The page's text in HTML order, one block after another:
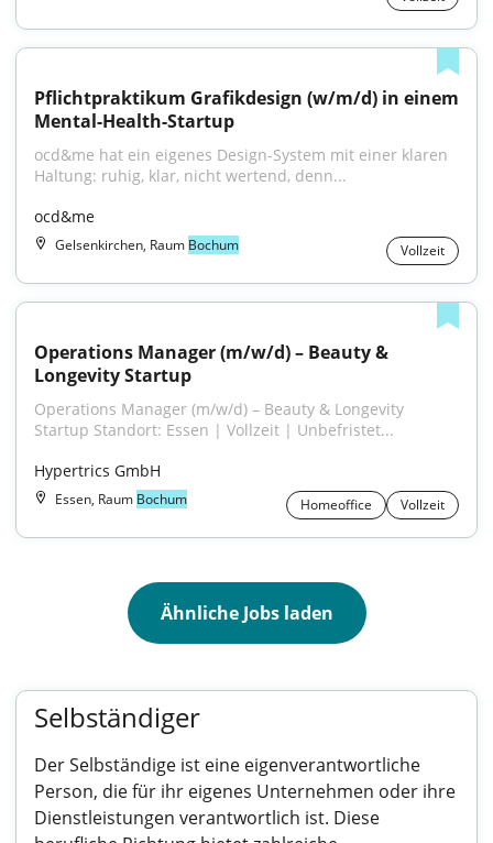
Pflichtpraktikum Grafikdesign (w/m/d) in einem
Mental-Health-Startup
ocd&me hat ein eigenes Design-System mit einer klaren
Haltung: ruhig, klar, nicht wertend, denn...
ocd&me
Gelsenkirchen, Raum Bochum Vollzeit
Operations Manager (m/w/d) – Beauty &
Longevity Startup
Operations Manager (m/w/d) – Beauty & Longevity
Startup Standort: Essen | Vollzeit | Unbefristet...
Hypertrics GmbH
Essen, Raum Bochum Homeoffice Vollzeit
Ähnliche Jobs laden
Selbständiger
Der Selbständige ist eine eigenverantwortliche
Person, die für ihr eigenes Unternehmen oder ihre
Dienstleistungen verantwortlich ist. Diese